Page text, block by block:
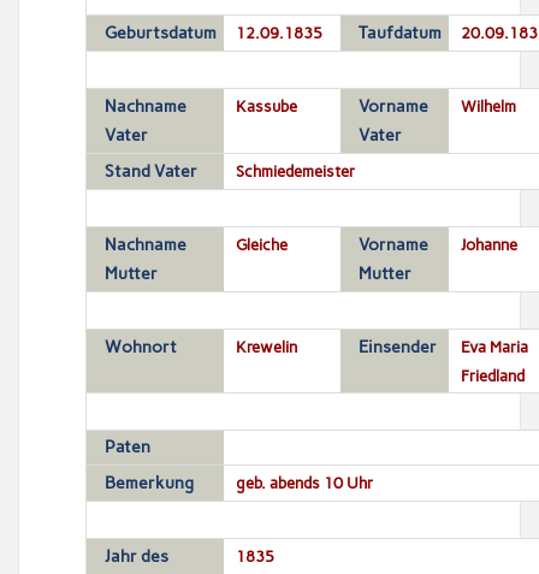
Geburtsdatum 12.09.1835 Taufdatum
Nachname
Vater
Kassube
Vorname
Vater
Wilhelm
Stand Vater Schmiedemeister
Nachname
Mutter
Gleiche
Vorname
Mutter
Johanne
Wohnort Krewelin Einsender
Eva Maria
Friedland
Paten
Bemerkung
geb. abends 10 Uhr
Jahr des
1835